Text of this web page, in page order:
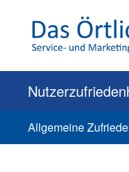
Allgemeine